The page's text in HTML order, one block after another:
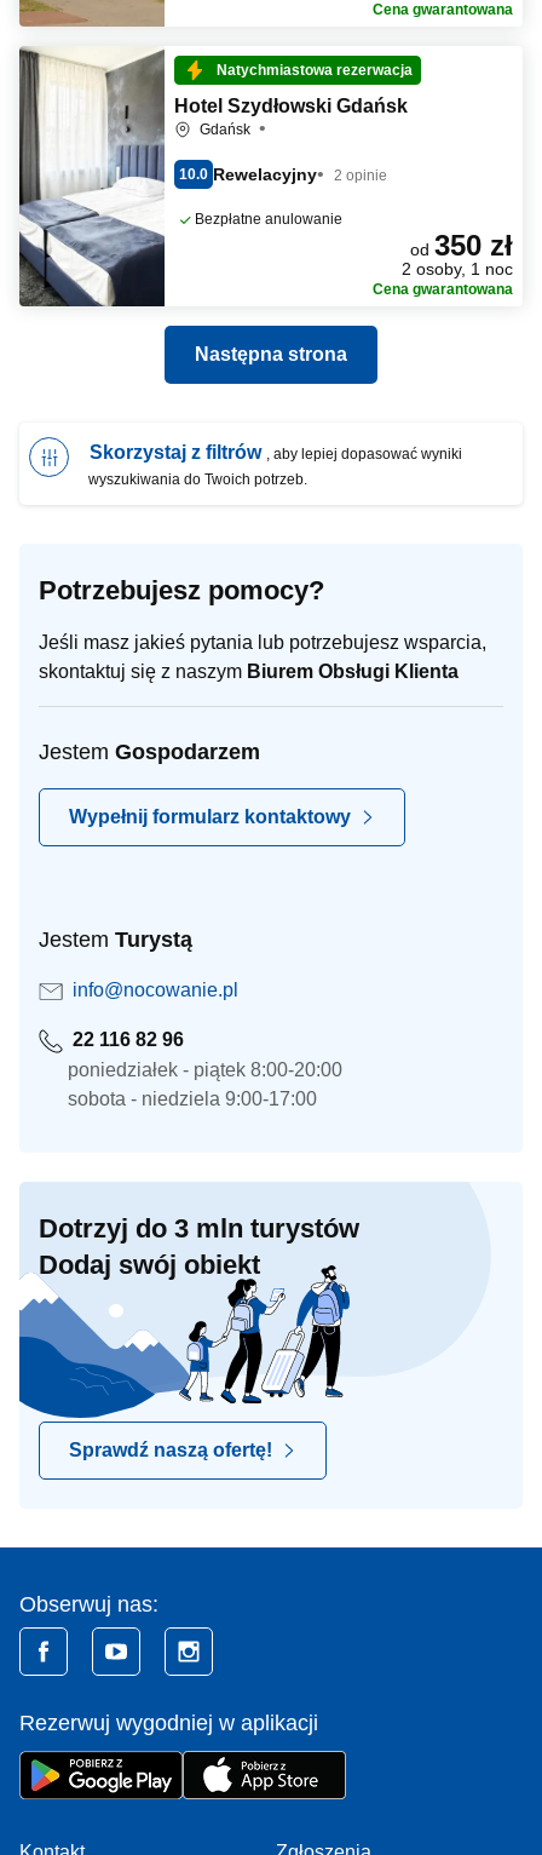
Cena gwarantowana
Natychmiastowa rezerwacja
Hotel Szydłowski Gdańsk
Gdańsk
10.0 Rewelacyjny 2 opinie
Bezpłatne anulowanie
od 350 zł
2 osoby, 1 noc
Cena gwarantowana
Następna strona
Skorzystaj z filtrów , aby lepiej dopasować wyniki
wyszukiwania do Twoich potrzeb.
Potrzebujesz pomocy?
Jeśli masz jakieś pytania lub potrzebujesz wsparcia,
skontaktuj się z naszym Biurem Obsługi Klienta
Jestem Gospodarzem
Wypełnij formularz kontaktowy
Jestem Turystą
info@nocowanie.pl
22 116 82 96
poniedziałek - piątek 8:00-20:00
sobota - niedziela 9:00-17:00
Dotrzyj do 3 mln turystów
Dodaj swój obiekt
Sprawdź naszą ofertę!
Obserwuj nas:
Rezerwuj wygodniej w aplikacji